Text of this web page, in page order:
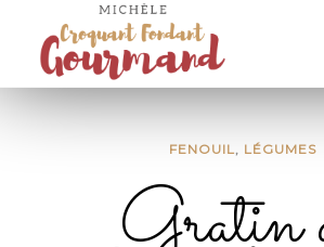
FENOUIL, LÉGUMES